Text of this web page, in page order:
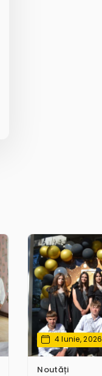
4 Iunie, 2026
Noutăți